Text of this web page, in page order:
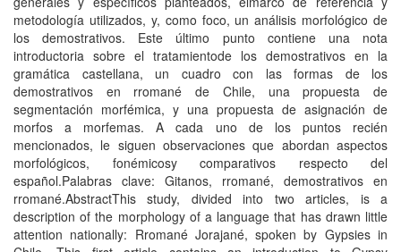
metodologí­a utilizados, y, como foco, un análisis morfológico de
los demostrativos. Este último punto contiene una nota
introductoria sobre el tratamientode los demostrativos en la
gramática castellana, un cuadro con las formas de los
demostrativos en rromané de Chile, una propuesta de
segmentación morfémica, y una propuesta de asignación de
morfos a morfemas. A cada uno de los puntos recién
mencionados, le siguen observaciones que abordan aspectos
morfológicos, fonémicosy comparativos respecto del
español.Palabras clave: Gitanos, rromané, demostrativos en
rromané.AbstractThis study, divided into two articles, is a
description of the morphology of a language that has drawn little
attention nationally: Rromané Jorajané, spoken by Gypsies in